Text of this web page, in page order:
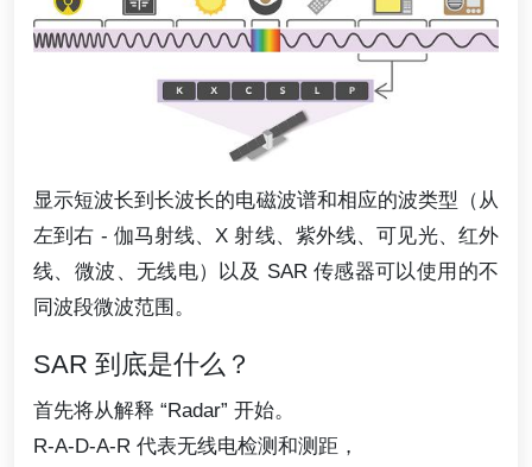
显示短波长到长波长的电磁波谱和相应的波类型（从
左到右 - 伽马射线、X 射线、紫外线、可见光、红外
线、微波、无线电）以及 SAR 传感器可以使用的不
同波段微波范围。
SAR 到底是什么？
首先将从解释 “Radar” 开始。
R-A-D-A-R 代表无线电检测和测距，